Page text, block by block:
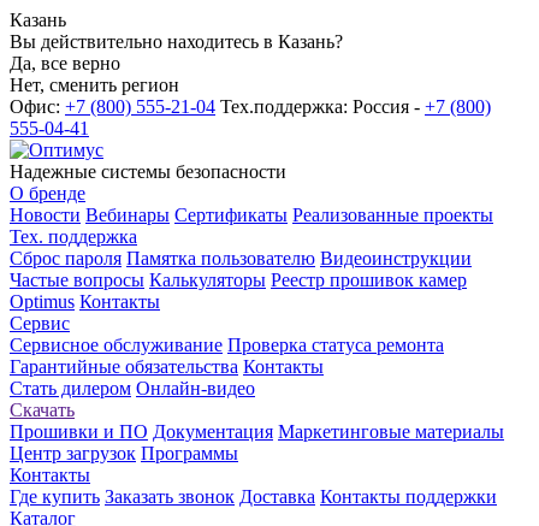
Казань
Вы действительно находитесь в Казань?
Да, все верно
Нет, сменить регион
Офис: +7 (800) 555-21-04 Тех.поддержка: Россия - +7 (800)
555-04-41
Надежные системы безопасности
О бренде
Новости Вебинары Сертификаты Реализованные проекты
Тех. поддержка
Сброс пароля Памятка пользователю Видеоинструкции
Частые вопросы Калькуляторы Реестр прошивок камер
Optimus Контакты
Сервис
Сервисное обслуживание Проверка статуса ремонта
Гарантийные обязательства Контакты
Стать дилером Онлайн-видео
Скачать
Прошивки и ПО Документация Маркетинговые материалы
Центр загрузок Программы
Контакты
Где купить Заказать звонок Доставка Контакты поддержки
Каталог